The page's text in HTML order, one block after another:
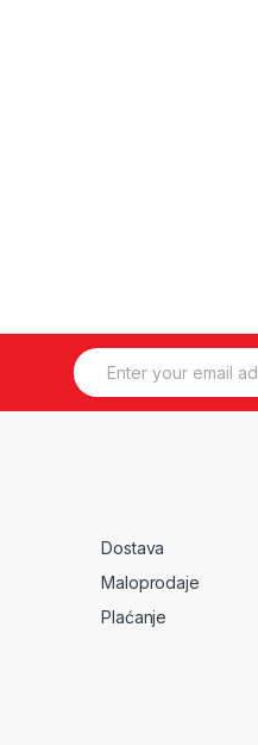
E
m
Dostava
Maloprodaje
Plaćanje